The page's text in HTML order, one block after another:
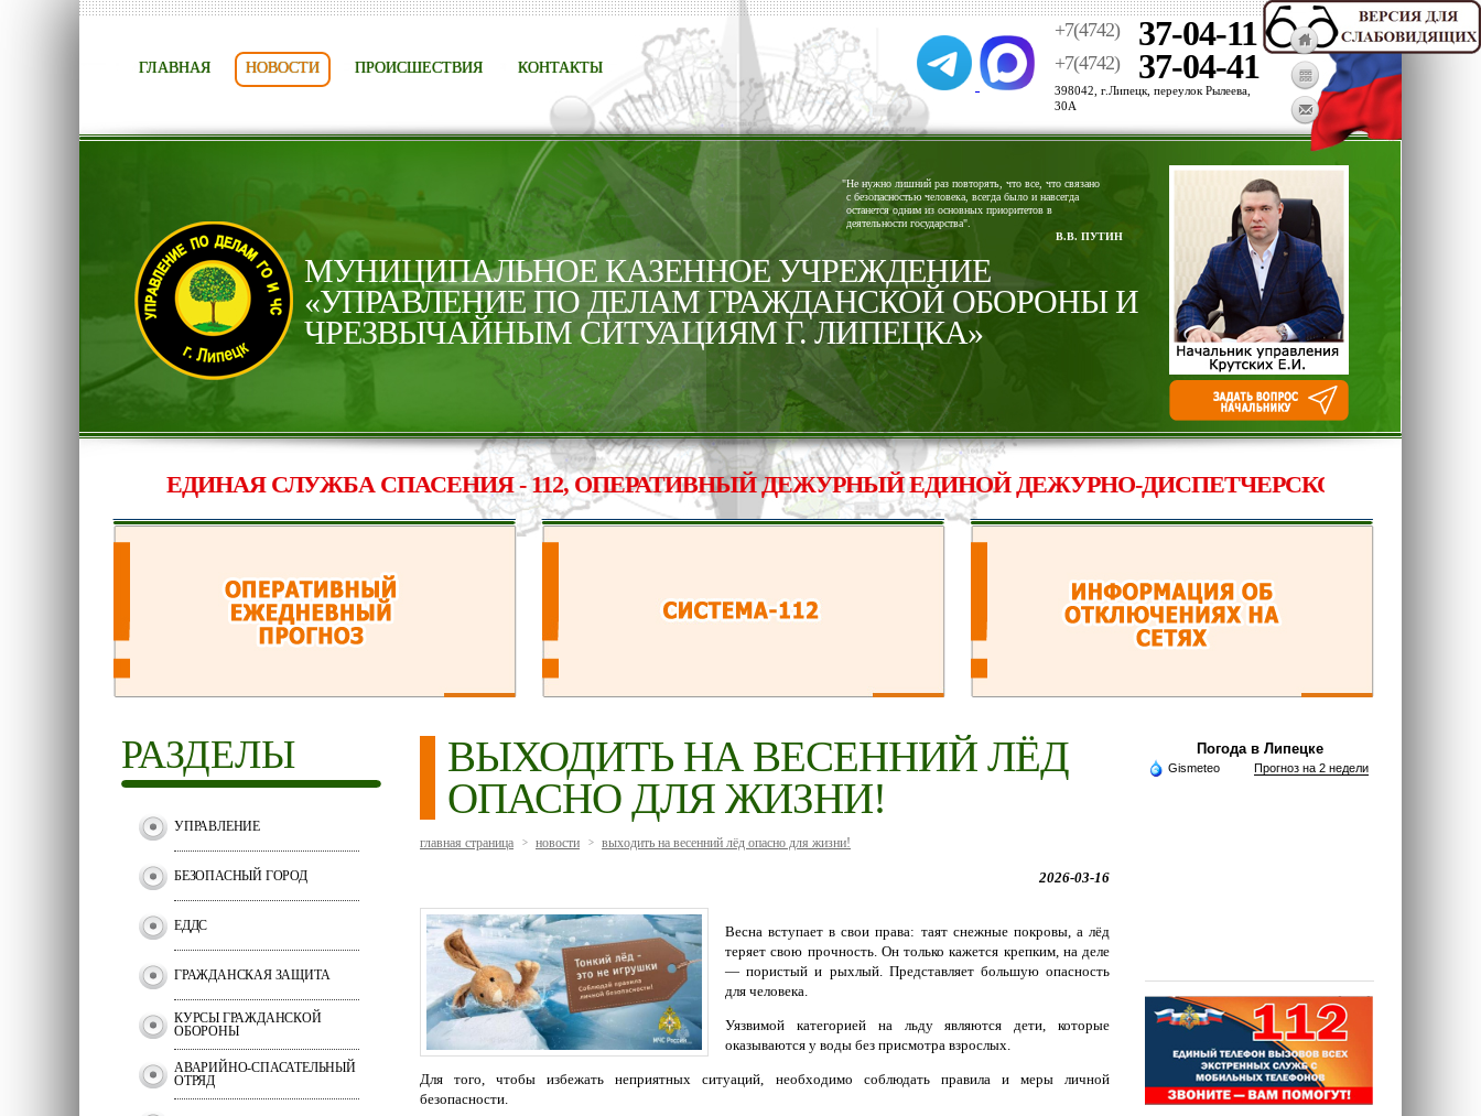
ГЛАВНАЯ НОВОСТИ ПРОИСШЕСТВИЯ КОНТАКТЫ
+7(4742) 37-04-11
+7(4742) 37-04-41
398042, г.Липецк, переулок Рылеева,
30А
"Не нужно лишний раз повторять, что все, что связано
с безопасностью человека, всегда было и навсегда
останется одним из основных приоритетов в
деятельности государства".
В.В. ПУТИН
МУНИЦИПАЛЬНОЕ КАЗЕННОЕ УЧРЕЖДЕНИЕ
«УПРАВЛЕНИЕ ПО ДЕЛАМ ГРАЖДАНСКОЙ ОБОРОНЫ И
ЧРЕЗВЫЧАЙНЫМ СИТУАЦИЯМ Г. ЛИПЕЦКА»
ЕДИНАЯ СЛУЖБА СПАСЕНИЯ - 112, ОПЕРАТИВНЫЙ ДЕЖУРНЫЙ ЕДИНОЙ ДЕЖУРНО-ДИСПЕТЧЕРСКОЙ СЛУЖБЫ 33-
РАЗДЕЛЫ
УПРАВЛЕНИЕ
БЕЗОПАСНЫЙ ГОРОД
ЕДДС
ГРАЖДАНСКАЯ ЗАЩИТА
КУРСЫ ГРАЖДАНСКОЙ
ОБОРОНЫ
АВАРИЙНО-СПАСАТЕЛЬНЫЙ
ОТРЯД
ВЫХОДИТЬ НА ВЕСЕННИЙ ЛЁД
ОПАСНО ДЛЯ ЖИЗНИ!
главная страница > новости > выходить на весенний лёд опасно для жизни!
2026-03-16
Весна вступает в свои права: таят снежные покровы, а лёд
теряет свою прочность. Он только кажется крепким, на деле
— пористый и рыхлый. Представляет большую опасность
для человека.
Уязвимой категорией на льду являются дети, которые
оказываются у воды без присмотра взрослых.
Для того, чтобы избежать неприятных ситуаций, необходимо соблюдать правила и меры личной
безопасности.
Погода в Липецке
Gismeteo Прогноз на 2 недели